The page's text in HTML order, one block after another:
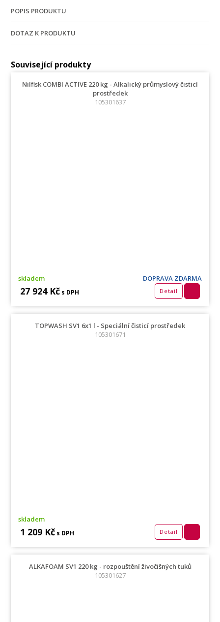
POPIS PRODUKTU
DOTAZ K PRODUKTU
Související produkty
Nilfisk COMBI ACTIVE 220 kg - Alkalický průmyslový čisticí
prostředek
105301637
skladem DOPRAVA ZDARMA
27 924 Kč s DPH Detail
TOPWASH SV1 6x1 l - Speciální čisticí prostředek
105301671
skladem
1 209 Kč s DPH Detail
ALKAFOAM SV1 220 kg - rozpouštění živočišných tuků
105301627